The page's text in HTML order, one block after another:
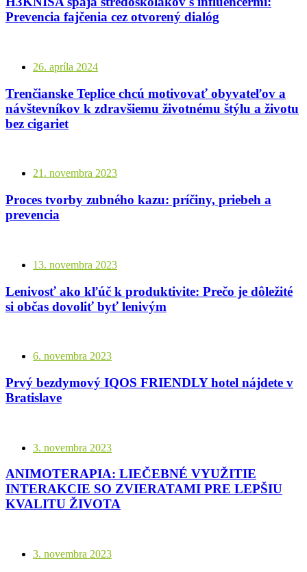
Prevencia fajčenia cez otvorený dialóg
26. apríla 2024
Trenčianske Teplice chcú motivovať obyvateľov a
návštevníkov k zdravšiemu životnému štýlu a životu
bez cigariet
21. novembra 2023
Proces tvorby zubného kazu: príčiny, priebeh a
prevencia
13. novembra 2023
Lenivosť ako kľúč k produktivite: Prečo je dôležité
si občas dovoliť byť lenivým
6. novembra 2023
Prvý bezdymový IQOS FRIENDLY hotel nájdete v
Bratislave
3. novembra 2023
ANIMOTERAPIA: LIEČEBNÉ VYUŽITIE
INTERAKCIE SO ZVIERATAMI PRE LEPŠIU
KVALITU ŽIVOTA
3. novembra 2023